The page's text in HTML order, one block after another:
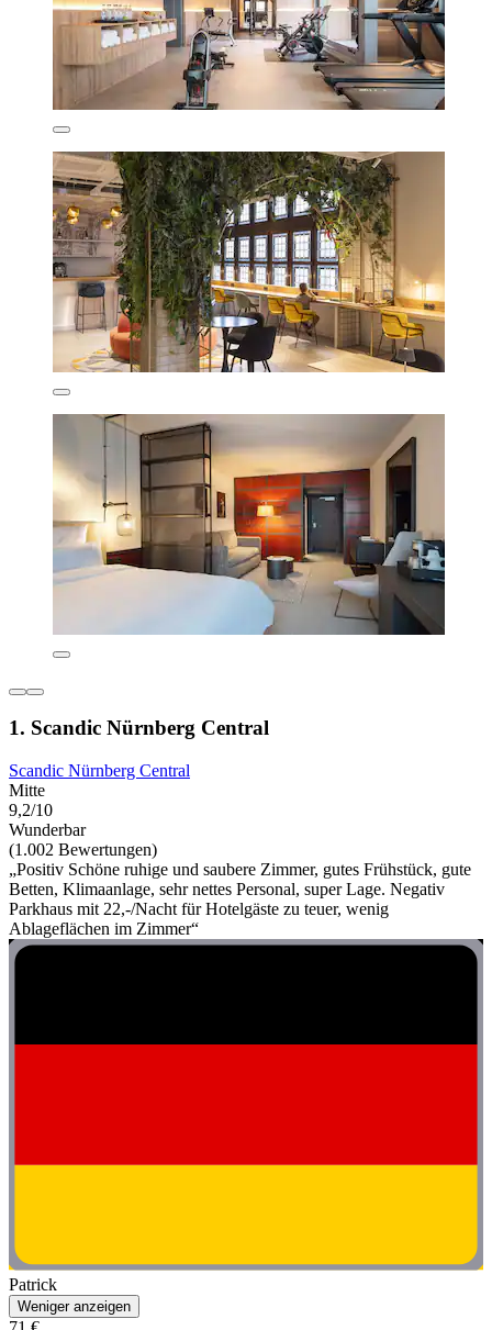
1. Scandic Nürnberg Central
Scandic Nürnberg Central
Mitte
9,2/10
Wunderbar
(1.002 Bewertungen)
„Positiv Schöne ruhige und saubere Zimmer, gutes Frühstück, gute
Betten, Klimaanlage, sehr nettes Personal, super Lage. Negativ
Parkhaus mit 22,-/Nacht für Hotelgäste zu teuer, wenig
Ablageflächen im Zimmer“
Patrick
Weniger anzeigen